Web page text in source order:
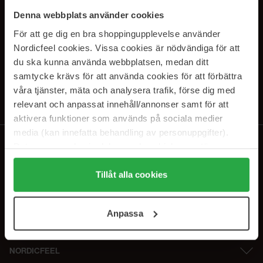
Denna webbplats använder cookies
För att ge dig en bra shoppingupplevelse använder
Nordicfeel cookies. Vissa cookies är nödvändiga för att
du ska kunna använda webbplatsen, medan ditt
samtycke krävs för att använda cookies för att förbättra
våra tjänster, mäta och analysera trafik, förse dig med
relevant och anpassat innehåll/annonser samt för att
aktivera funktioner som används på sociala medier
media (kan innefatta behandling av personuppgifter).
Genom att trycka på "Tillåt alla cookies" accepterar du
alla cookies, medan du under "Detaljer" kan anpassa
användningen av cookies. Du kan när som helst återkalla
samt vår Integritetspolicy.
Tillåt alla cookies
Anpassa
SUBSCRIBE TO OUR
NEWSLETTER
E-postadresse
Ved å abonnere godtar du vårpersonvernerklæring. Du kan melde deg
NORDICFEEL